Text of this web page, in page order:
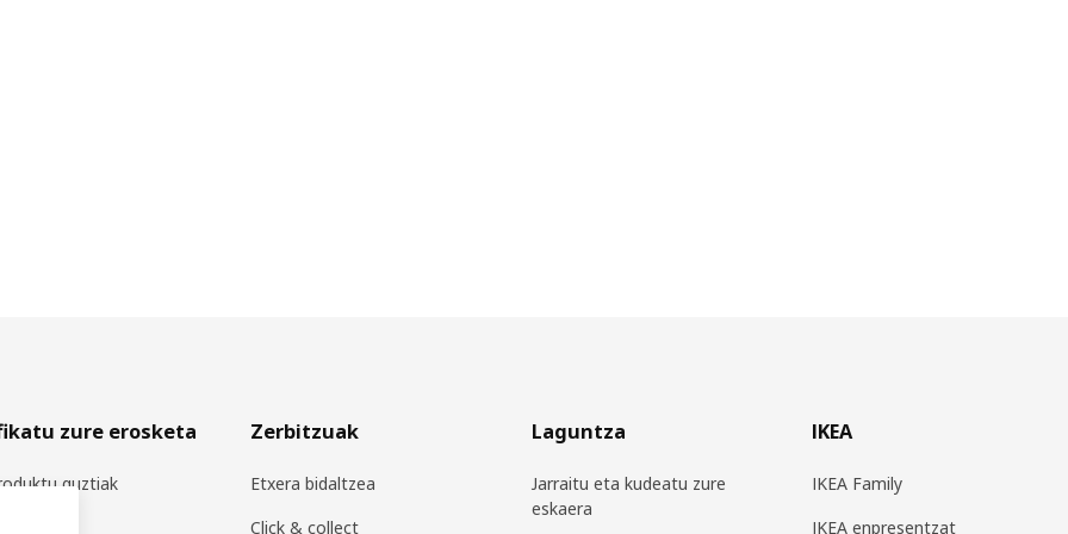
zure erosketa
guztiak
Zerbitzuak
Etxera bidaltzea
Click & collect
Laguntza
Jarraitu eta kudeatu zure
eskaera
IKEA
IKEA Family
IKEA enpresentzat